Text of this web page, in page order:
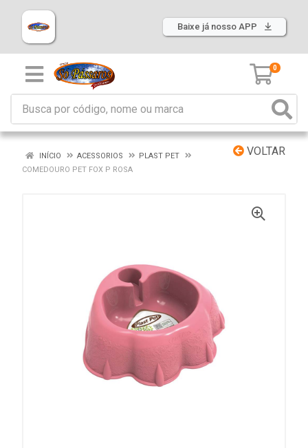
Baixe já nosso APP
0
VOLTAR
INÍCIO ACESSORIOS
PLAST PET
COMEDOURO PET FOX P ROSA